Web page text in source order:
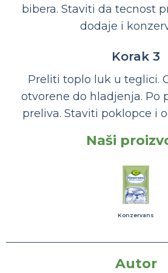
bibera. Staviti da tecnost
dodaje i
Korak 3
Preliti toplo luk u teglici.
otvorene do hladjenja. Po
preliva. Staviti poklopce i
Naši
Konzervans
Autor